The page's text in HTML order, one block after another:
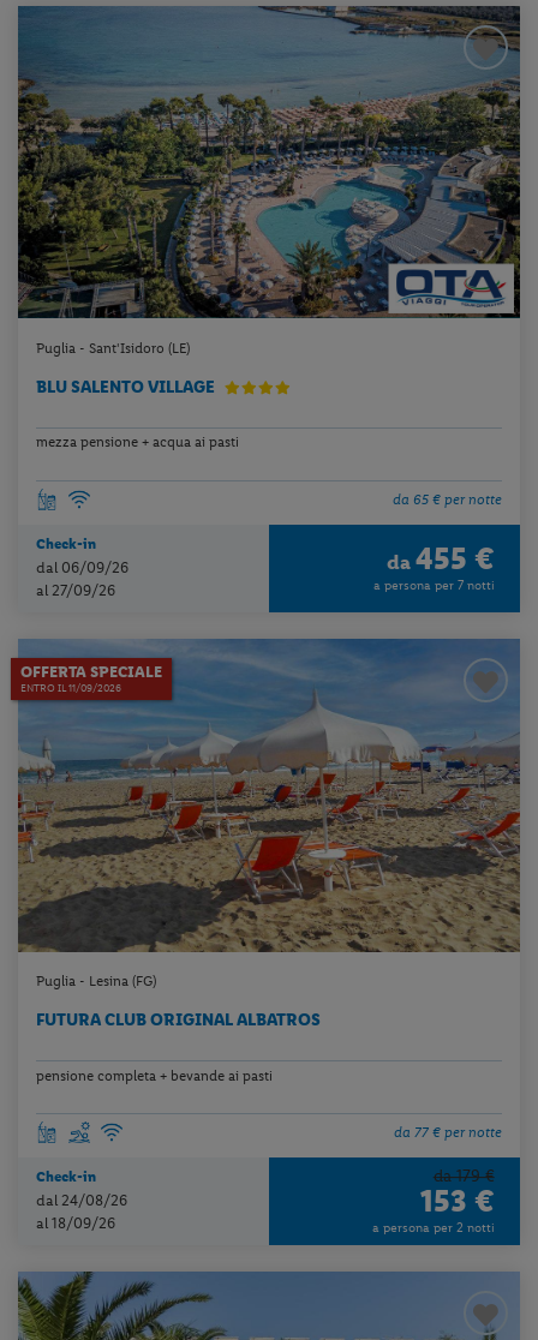
Puglia - Sant'Isidoro (LE)
BLU SALENTO VILLAGE
mezza pensione + acqua ai pasti
da 65 € per notte
Check-in
dal 06/09/26
al 27/09/26
da 455 €
a persona per 7 notti
OFFERTA SPECIALE
ENTRO IL 11/09/2026
Puglia - Lesina (FG)
FUTURA CLUB ORIGINAL ALBATROS
pensione completa + bevande ai pasti
da 77 € per notte
Check-in
dal 24/08/26
al 18/09/26
da 179 €
153 €
a persona per 2 notti